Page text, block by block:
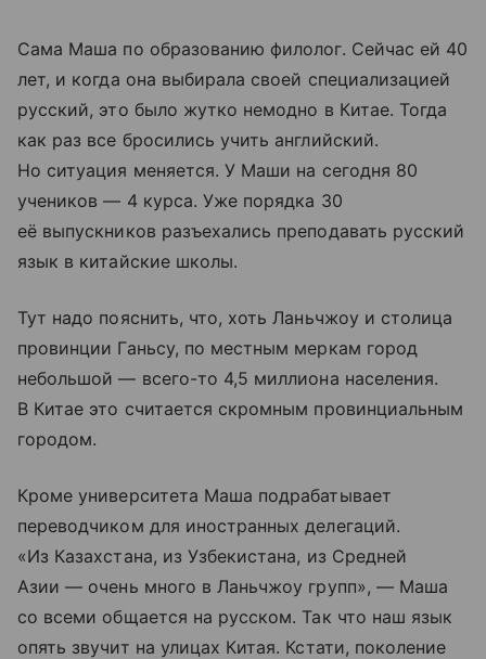
Сама Маша по образованию филолог. Сейчас ей 40
лет, и когда она выбирала своей специализацией
русский, это было жутко немодно в Китае. Тогда
как раз все бросились учить английский.
Но ситуация меняется. У Маши на сегодня 80
учеников — 4 курса. Уже порядка 30
её выпускников разъехались преподавать русский
язык в китайские школы.
Тут надо пояснить, что, хоть Ланьчжоу и столица
провинции Ганьсу, по местным меркам город
небольшой — всего-то 4,5 миллиона населения.
В Китае это считается скромным провинциальным
городом.
Кроме университета Маша подрабатывает
переводчиком для иностранных делегаций.
«Из Казахстана, из Узбекистана, из Средней
Азии — очень много в Ланьчжоу групп», — Маша
со всеми общается на русском. Так что наш язык
опять звучит на улицах Китая. Кстати, поколение